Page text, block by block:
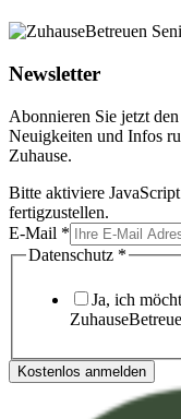
Newsletter
Abonnieren Sie jetzt
Neuigkeiten und Infos
Zuhause.
Bitte aktiviere
fertigzustellen.
E-Mail *
Datenschutz *
Ja, ich
Kostenlos anmelden